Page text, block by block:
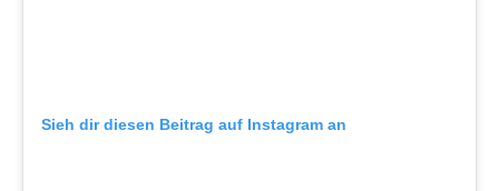
Sieh dir diesen Beitrag auf Instagram an